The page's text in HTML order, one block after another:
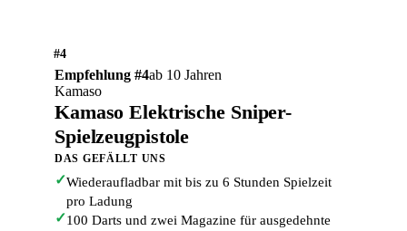
#4
Empfehlung #4ab 10 Jahren
Kamaso
Kamaso Elektrische Sniper-
Spielzeugpistole
DAS GEFÄLLT UNS
✓Wiederaufladbar mit bis zu 6 Stunden Spielzeit
pro Ladung
✓100 Darts und zwei Magazine für ausgedehnte